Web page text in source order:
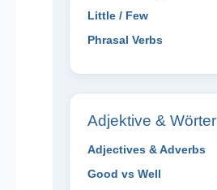
Little / Few
Phrasal Verbs
Adjektive & Wörter
Adjectives & Adverbs
Good vs Well